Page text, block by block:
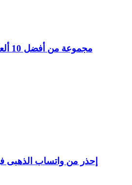
مجموعة من أفضل 10 ألعاب الجوال 2023
إحذر من واتساب الذهبى